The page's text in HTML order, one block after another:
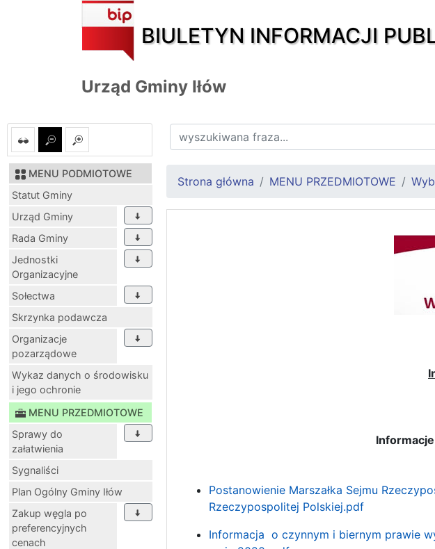
BIULETYN INFORMACJI
Urząd Gminy Iłów
MENU PODMIOTOWE
Statut Gminy
Urząd Gminy
Rada Gminy
Jednostki
Organizacyjne
Sołectwa
Skrzynka podawcza
Organizacje
pozarządowe
Wykaz danych o środowisku
i jego ochronie
MENU PRZEDMIOTOWE
Sprawy do
załatwienia
Sygnaliści
Plan Ogólny Gminy Iłów
Zakup węgla po
preferencyjnych
cenach
Strona główna MENU PRZEDMIOTOWE
Postanowienie Marszałka Sejmu
Rzeczypospolitej Polskiej.pdf
Informacja o czynnym i biernym prawie